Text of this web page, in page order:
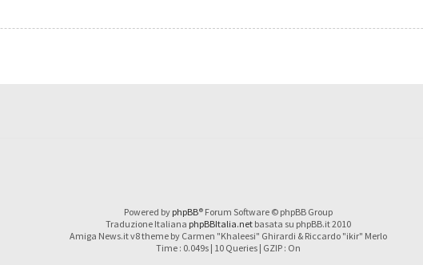
Powered by phpBB® Forum Software © phpBB Group
Traduzione Italiana phpBBItalia.netbasata su phpBB.it 2010
Amiga News.it v8 theme by Carmen "Khaleesi" Ghirardi & Riccardo "ikir" Merlo
Time : 0.049s | 10 Queries | GZIP : On